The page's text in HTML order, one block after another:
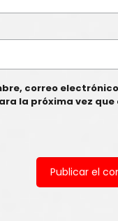
correo
la próxima vez que